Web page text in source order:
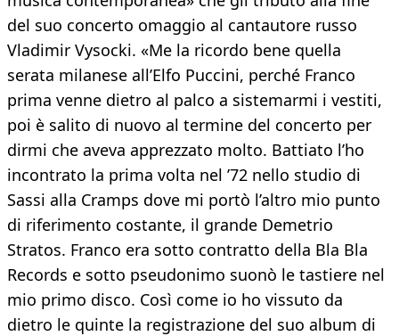
del suo concerto omaggio al cantautore russo
Vladimir Vysocki. «Me la ricordo bene quella
serata milanese all’Elfo Puccini, perché Franco
prima venne dietro al palco a sistemarmi i vestiti,
poi è salito di nuovo al termine del concerto per
dirmi che aveva apprezzato molto. Battiato l’ho
incontrato la prima volta nel ’72 nello studio di
Sassi alla Cramps dove mi portò l’altro mio punto
di riferimento costante, il grande Demetrio
Stratos. Franco era sotto contratto della Bla Bla
Records e sotto pseudonimo suonò le tastiere nel
mio primo disco. Così come io ho vissuto da
dietro le quinte la registrazione del suo album di